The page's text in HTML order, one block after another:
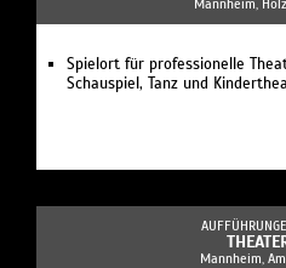
Spielort für professionelle
Schauspiel, Tanz und
Mannheim,